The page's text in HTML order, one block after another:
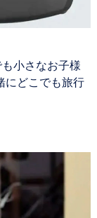
小さなお子様
にどこでも旅行